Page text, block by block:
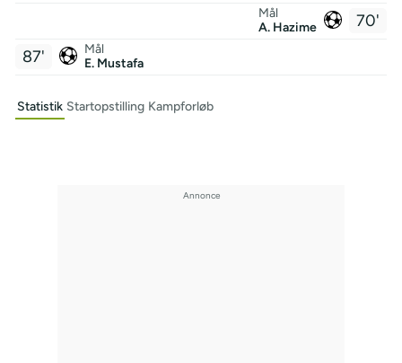
70'
Mål
A. Hazime
Mål
E. Mustafa
87'
Statistik Startopstilling Kampforløb